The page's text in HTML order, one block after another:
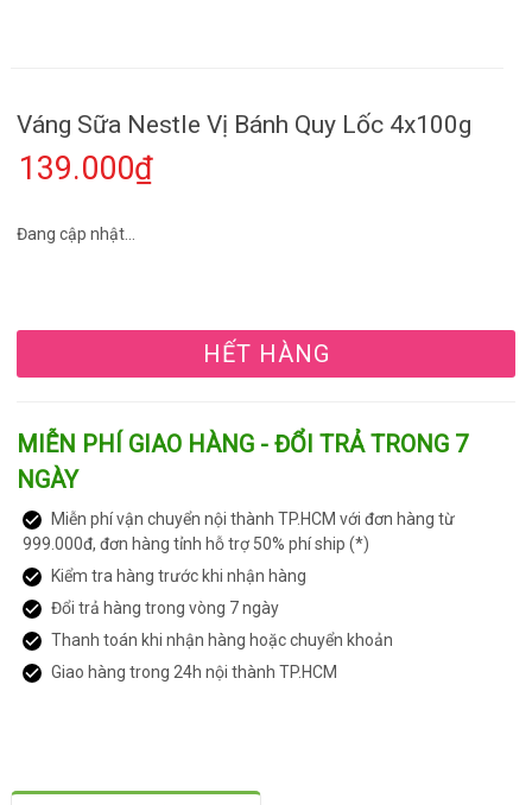
Váng Sữa Nestle Vị Bánh Quy Lốc 4x100g
139.000₫
Đang cập nhật...
HẾT HÀNG
MIỄN PHÍ GIAO HÀNG - ĐỔI TRẢ TRONG 7
NGÀY
Miễn phí vận chuyển nội thành TP.HCM với đơn hàng từ
999.000đ, đơn hàng tỉnh hỗ trợ 50% phí ship (*)
Kiểm tra hàng trước khi nhận hàng
Đổi trả hàng trong vòng 7 ngày
Thanh toán khi nhận hàng hoặc chuyển khoản
Giao hàng trong 24h nội thành TP.HCM